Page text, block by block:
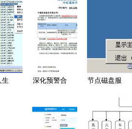
生
深化预警合
全发展——
我院成功中
节点磁盘服
统服务完全
指南